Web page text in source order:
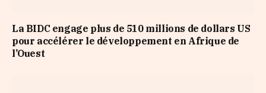
La BIDC engage plus de 510 millions de dollars US
pour accélérer le développement en Afrique de
l’Ouest